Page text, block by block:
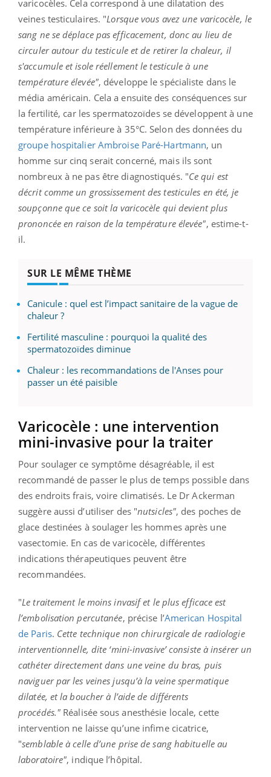
varicocèles. Cela correspond à une dilatation des
veines testiculaires. "Lorsque vous avez une varicocèle, le
sang ne se déplace pas efficacement, donc au lieu de
circuler autour du testicule et de retirer la chaleur, il
s'accumule et isole réellement le testicule à une
température élevée", développe le spécialiste dans le
média américain. Cela a ensuite des conséquences sur
la fertilité, car les spermatozoïdes se développent à une
température inférieure à 35°C. Selon des données du
groupe hospitalier Ambroise Paré-Hartmann, un
homme sur cinq serait concerné, mais ils sont
nombreux à ne pas être diagnostiqués. "Ce qui est
décrit comme un grossissement des testicules en été, je
soupçonne que ce soit la varicocèle qui devient plus
prononcée en raison de la température élevée", estime-t-
il.
SUR LE MÊME THÈME
Canicule : quel est l’impact sanitaire de la vague de
chaleur ?
Fertilité masculine : pourquoi la qualité des
spermatozoïdes diminue
Chaleur : les recommandations de l'Anses pour
passer un été paisible
Varicocèle : une intervention
mini-invasive pour la traiter
Pour soulager ce symptôme désagréable, il est
recommandé de passer le plus de temps possible dans
des endroits frais, voire climatisés. Le Dr Ackerman
suggère aussi d’utiliser des "nutsicles", des poches de
glace destinées à soulager les hommes après une
vasectomie. En cas de varicocèle, différentes
indications thérapeutiques peuvent être
recommandées.
"Le traitement le moins invasif et le plus efficace est
l’embolisation percutanée, précise l’American Hospital
de Paris. Cette technique non chirurgicale de radiologie
interventionnelle, dite ‘mini-invasive’ consiste à insérer un
cathéter directement dans une veine du bras, puis
naviguer par les veines jusqu’à la veine spermatique
dilatée, et la boucher à l’aide de différents
procédés." Réalisée sous anesthésie locale, cette
intervention ne laisse qu’une infime cicatrice,
"semblable à celle d’une prise de sang habituelle au
laboratoire", indique l’hôpital.